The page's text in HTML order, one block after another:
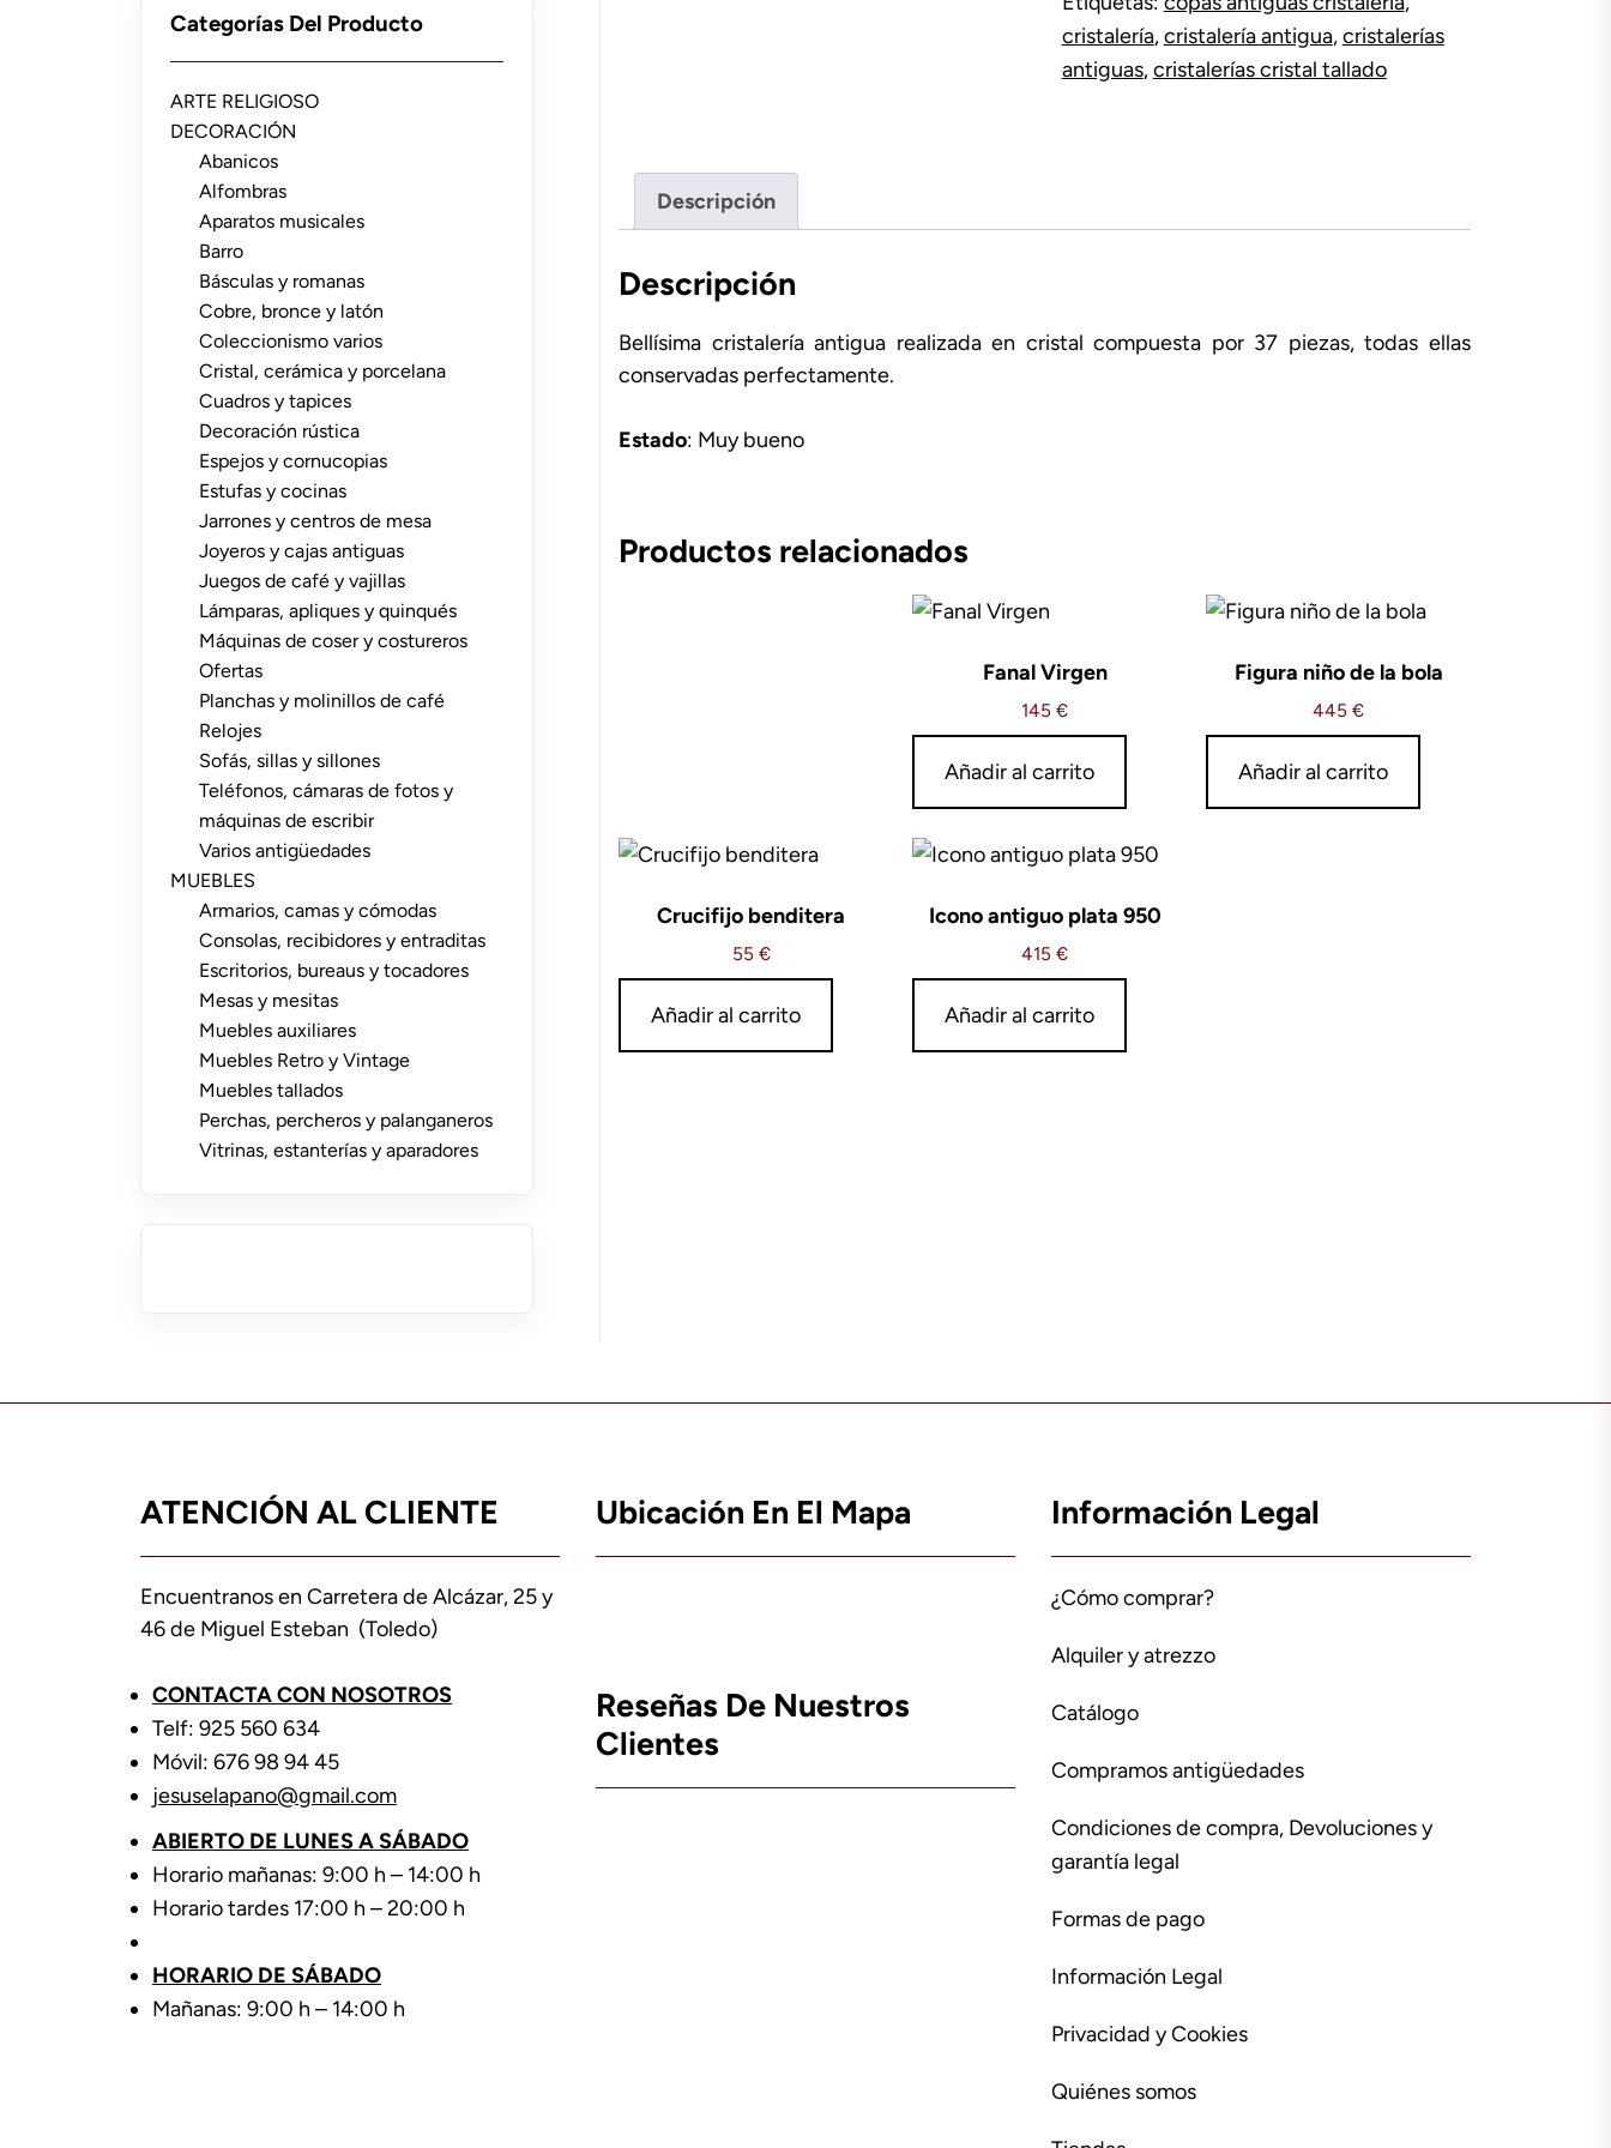
cristalería,cristalería antigua,cristalerías
antiguas,cristalerías cristal tallado
Descripción
Descripción
Bellísima cristalería antigua realizada en cristal compuesta por 37 piezas, todas ellas
conservadas perfectamente.
Estado: Muy bueno
Productos relacionados
Fanal Virgen
145 €
Añadir al carrito
Figura niño de la bola
445 €
Añadir al carrito
Crucifijo benditera
55 €
Añadir al carrito
Icono antiguo plata 950
415 €
Añadir al carrito
Categorías Del Producto
ARTE RELIGIOSO
DECORACIÓN
Abanicos
Alfombras
Aparatos musicales
Barro
Básculas y romanas
Cobre, bronce y latón
Coleccionismo varios
Cristal, cerámica y porcelana
Cuadros y tapices
Decoración rústica
Espejos y cornucopias
Estufas y cocinas
Jarrones y centros de mesa
Joyeros y cajas antiguas
Juegos de café y vajillas
Lámparas, apliques y quinqués
Máquinas de coser y costureros
Ofertas
Planchas y molinillos de café
Relojes
Sofás, sillas y sillones
Teléfonos, cámaras de fotos y
máquinas de escribir
Varios antigüedades
MUEBLES
Armarios, camas y cómodas
Consolas, recibidores y entraditas
Escritorios, bureaus y tocadores
Mesas y mesitas
Muebles auxiliares
Muebles Retro y Vintage
Muebles tallados
Perchas, percheros y palanganeros
Vitrinas, estanterías y aparadores
ATENCIÓN AL CLIENTE
Encuentranos en Carretera de Alcázar, 25 y
46 de Miguel Esteban (Toledo)
CONTACTA CON NOSOTROS
Telf: 925 560 634
Móvil: 676 98 94 45
jesuselapano@gmail.com
ABIERTO DE LUNES A SÁBADO
Horario mañanas: 9:00 h – 14:00 h
Horario tardes 17:00 h – 20:00 h
HORARIO DE SÁBADO
Mañanas: 9:00 h – 14:00 h
Ubicación En El Mapa
Reseñas De Nuestros
Clientes
Información Legal
¿Cómo comprar?
Alquiler y atrezzo
Catálogo
Compramos antigüedades
Condiciones de compra, Devoluciones y
garantía legal
Formas de pago
Información Legal
Privacidad y Cookies
Quiénes somos